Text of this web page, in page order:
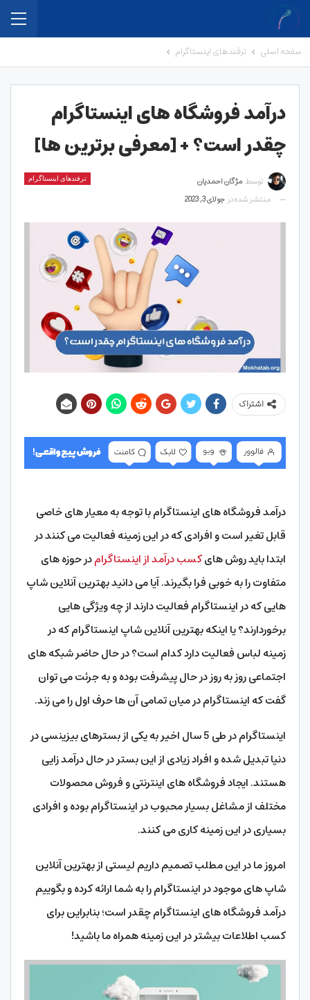
صفحه اصلی ترفندهای اینستاگرام
درآمد فروشگاه های اینستاگرام
چقدر است؟ + [معرفی برترین ها]
ترفندهای اینستاگرام توسط مژگان احمدیان
منتشر شده در جولای 3, 2023
اشتراک
درآمد فروشگاه های اینستاگرام با توجه به معیار های خاصی
قابل تغیر است و افرادی که در این زمینه فعالیت می کنند در
ابتدا باید روش هایکسب درآمد از اینستاگرامدر حوزه های
متفاوت را به خوبی فرا بگیرند. آیا می دانید بهترین آنلاین شاپ
هایی که در اینستاگرام فعالیت دارند از چه ویژگی هایی
برخوردارند؟ یا اینکه بهترین آنلاین شاپ اینستاگرام که در
زمینه لباس فعالیت دارد کدام است؟ در حال حاضر شبکه های
اجتماعی روز به روز در حال پیشرفت بوده و به جرئت می توان
گفت که اینستاگرام در میان تمامی آن ها حرف اول را می زند.
اینستاگرام در طی 5 سال اخیر به یکی از بسترهای بیزینسی در
دنیا تبدیل شده و افراد زیادی از این بستر در حال درآمد زایی
هستند. ایجاد فروشگاه های اینترنتی و فروش محصولات
مختلف از مشاغل بسیار محبوب در اینستاگرام بوده و افرادی
بسیاری در این زمینه کاری می کنند.
امروز ما در این مطلب تصمیم داریم لیستی از بهترین آنلاین
شاپ های موجود در اینستاگرام را به شما ارائه کرده و بگوییم
درآمد فروشگاه های اینستاگرام چقدر است؛ بنابراین برای
کسب اطلاعات بیشتر در این زمینه همراه ما باشید!